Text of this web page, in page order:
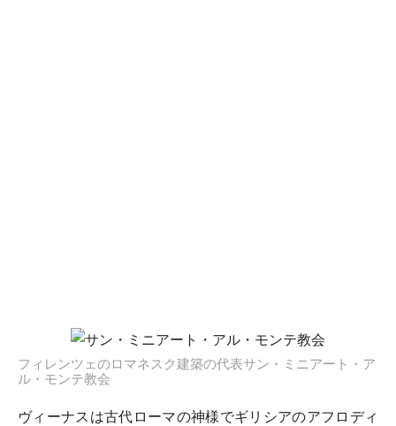
フィレンツェのロマネスク建築の代表サン・ミニアート・ア
ル・モンテ教会
ヴィーナスは古代ローマの神様でギリシアのアフロディ